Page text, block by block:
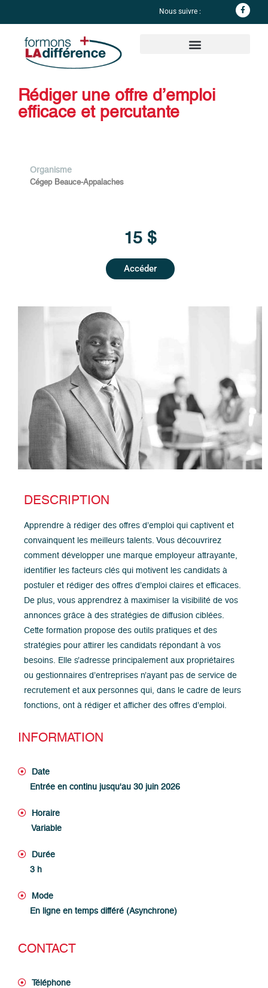
Nous suivre :
Rédiger une offre d’emploi
efficace et percutante
Organisme
Cégep Beauce-Appalaches
15 $
Accéder
DESCRIPTION
Apprendre à rédiger des offres d’emploi qui captivent et
convainquent les meilleurs talents. Vous découvrirez
comment développer une marque employeur attrayante,
identifier les facteurs clés qui motivent les candidats à
postuler et rédiger des offres d’emploi claires et efficaces.
De plus, vous apprendrez à maximiser la visibilité de vos
annonces grâce à des stratégies de diffusion ciblées.
Cette formation propose des outils pratiques et des
stratégies pour attirer les candidats répondant à vos
besoins. Elle s’adresse principalement aux propriétaires
ou gestionnaires d’entreprises n’ayant pas de service de
recrutement et aux personnes qui, dans le cadre de leurs
fonctions, ont à rédiger et afficher des offres d’emploi.
INFORMATION
Date
Entrée en continu jusqu'au 30 juin 2026
Horaire
Variable
Durée
3 h
Mode
En ligne en temps différé (Asynchrone)
CONTACT
Téléphone